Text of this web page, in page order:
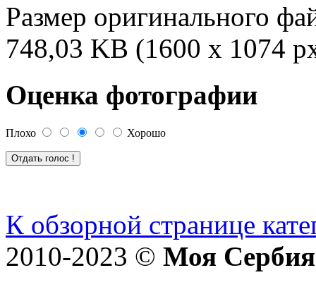
Размер оригинального
748,03 KB (1600 x 1074
Оценка фотографии
Плохо Хорошо
К обзорной странице
2010-2023 © Моя Сербия